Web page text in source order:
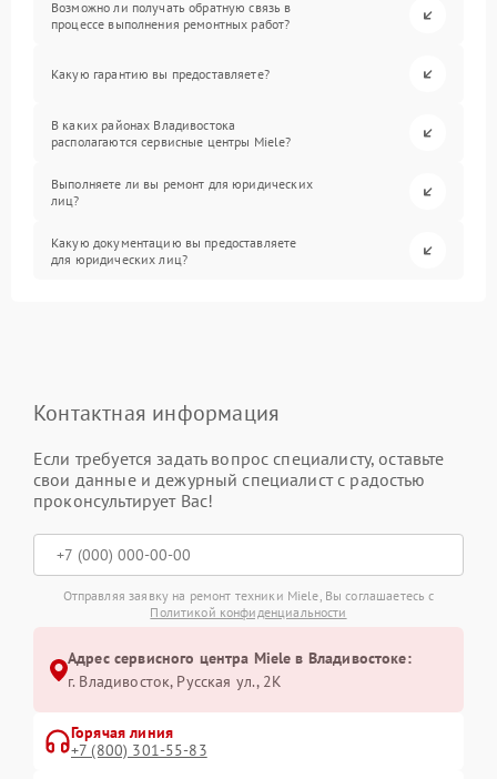
Возможно ли получать обратную связь в
процессе выполнения ремонтных работ?
Какую гарантию вы предоставляете?
В каких районах Владивостока
располагаются сервисные центры Miele?
Выполняете ли вы ремонт для юридических
лиц?
Какую документацию вы предоставляете
для юридических лиц?
Контактная информация
Если требуется задать вопрос специалисту, оставьте
свои данные и дежурный специалист с радостью
проконсультирует Вас!
Отправляя заявку на ремонт техники Miele, Вы соглашаетесь с
Политикой конфиденциальности
Адрес сервисного центра Miele в Владивостоке:
г. Владивосток, Русская ул., 2К
Горячая линия
+7 (800) 301-55-83